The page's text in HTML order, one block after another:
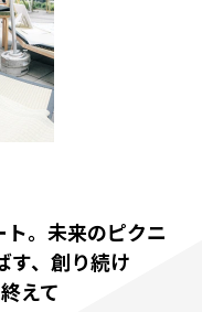
。未来のピクニ
す、創り続け
えて